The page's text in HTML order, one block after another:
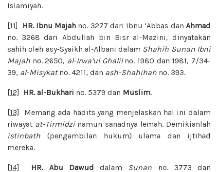
Islamiyah.
[11] HR. Ibnu Majah no. 3277 dari Ibnu ‘Abbas danAhmad
no. 3268 dari Abdullah bin Bisr al-Mazini, dinyatakan
sahih oleh asy-Syaikh al-Albani dalam Shahih Sunan Ibni
Majah no. 2650, al-Irwa’ul Ghalilno. 1980 dan 1981, 7/34-
39, al-Misykatno. 4211, dan ash-Shahihah no. 393.
[12] HR. al-Bukhari no. 5379 dan Muslim.
[13]
Memang ada hadits yang menjelaskan hal ini dalam
riwayat at-Tirmidzi namun sanadnya lemah. Demikianlah
istinbath (pengambilan hukum) ulama dan ijtihad
mereka.
[14] HR. Abu Dawuddalam Sunan no. 3773 dan